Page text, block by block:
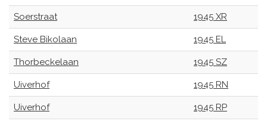
Soerstraat 1945 XR
Steve Bikolaan 1945 EL
Thorbeckelaan 1945 SZ
Uiverhof 1945 RN
Uiverhof 1945 RP